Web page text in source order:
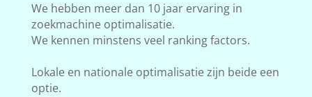
We hebben meer dan 10 jaar ervaring in
zoekmachine optimalisatie.
We kennen minstens veel ranking factors.
Lokale en nationale optimalisatie zijn beide een
optie.